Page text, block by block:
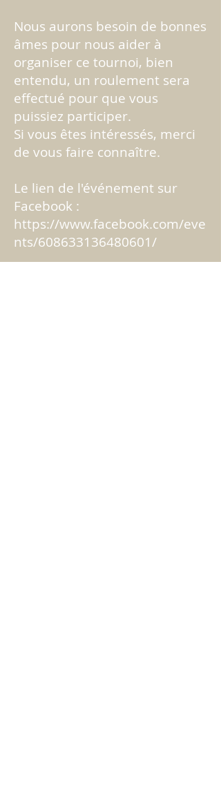
Nous aurons besoin de bonnes
âmes pour nous aider à
organiser ce tournoi, bien
entendu, un roulement sera
effectué pour que vous
puissiez participer.
Si vous êtes intéressés, merci
de vous faire connaître.
Le lien de l'événement sur
Facebook :
https://www.facebook.com/eve
nts/608633136480601/